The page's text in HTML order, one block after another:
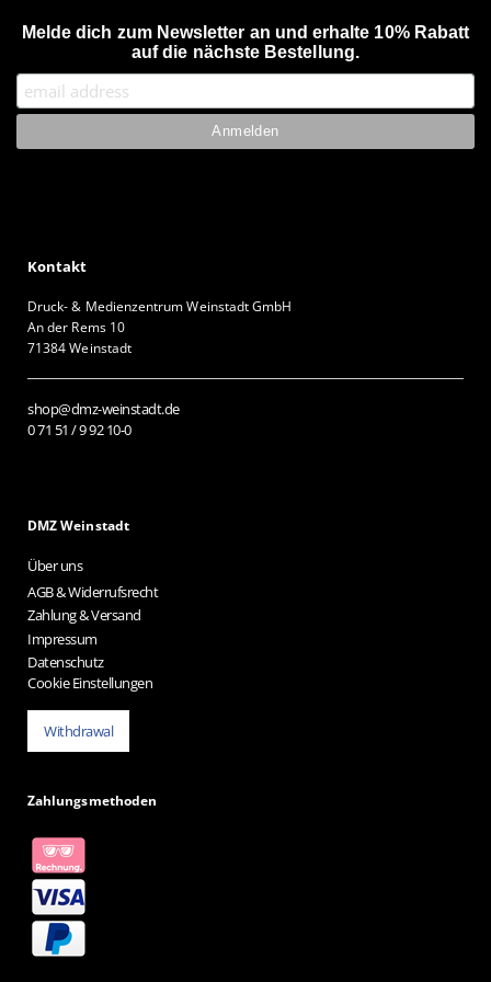
Melde dich zum Newsletter an und erhalte 10% Rabatt
auf die nächste Bestellung.
Kontakt
Druck- & Medienzentrum Weinstadt GmbH
An der Rems 10
71384 Weinstadt
shop@dmz-weinstadt.de
0 71 51 / 9 92 10-0
DMZ Weinstadt
Über uns
AGB & Widerrufsrecht
Zahlung & Versand
Impressum
Datenschutz
Cookie Einstellungen
Withdrawal
Zahlungsmethoden